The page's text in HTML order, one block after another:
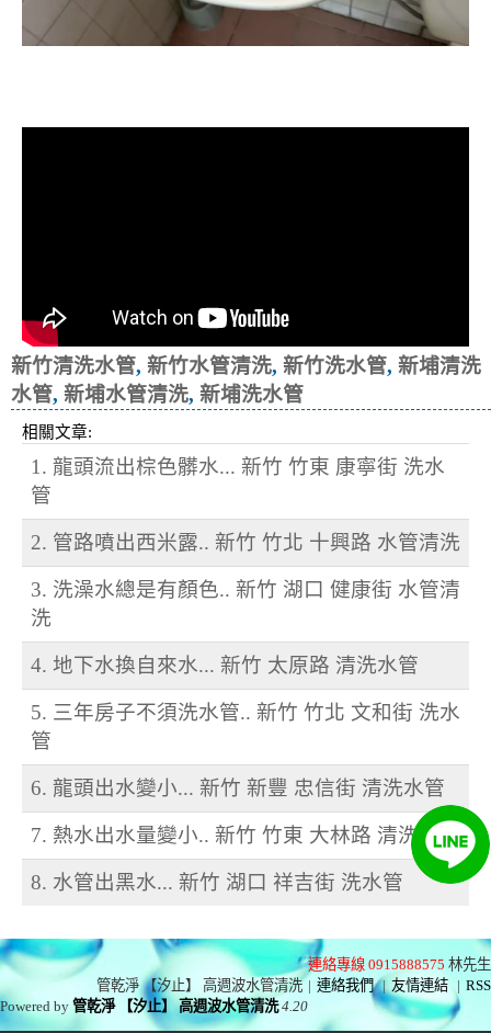
新竹清洗水管, 新竹水管清洗, 新竹洗水管, 新埔清洗
水管, 新埔水管清洗, 新埔洗水管
相關文章:
1. 龍頭流出棕色髒水... 新竹 竹東 康寧街 洗水
管
2. 管路噴出西米露.. 新竹 竹北 十興路 水管清洗
3. 洗澡水總是有顏色.. 新竹 湖口 健康街 水管清
洗
4. 地下水換自來水... 新竹 太原路 清洗水管
5. 三年房子不須洗水管.. 新竹 竹北 文和街 洗水
管
6. 龍頭出水變小... 新竹 新豐 忠信街 清洗水管
7. 熱水出水量變小.. 新竹 竹東 大林路 清洗水管
8. 水管出黑水... 新竹 湖口 祥吉街 洗水管
連絡專線 0915888575 林先生
管乾淨 【汐止】 高週波水管清洗 | 連絡我們 | 友情連結 | RSS
Powered by管乾淨 【汐止】 高週波水管清洗 4.20